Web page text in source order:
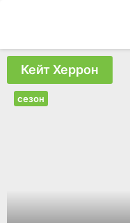
Кейт Херрон
сезон